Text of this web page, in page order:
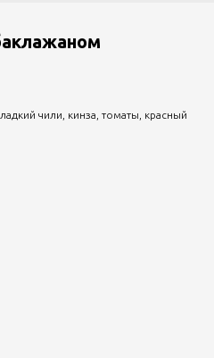
чили, кинза, томаты, красный